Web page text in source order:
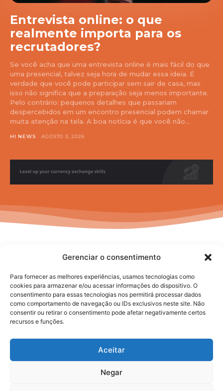
Gerenciar o consentimento
Para fornecer as melhores experiências, usamos tecnologias como
cookies para armazenar e/ou acessar informações do dispositivo. O
consentimento para essas tecnologias nos permitirá processar dados
como comportamento de navegação ou IDs exclusivos neste site. Não
consentir ou retirar o consentimento pode afetar negativamente certos
recursos e funções.
Aceitar
Negar
Entrevista online: o que
realmente importa para os
recrutadores?
Se você acha que uma entrevista online é mais fácil do que
uma presencial, talvez seja hora de mudar essa ideia. É
verdade que você pode participar sem sair de casa, mas
isso não significa que a preparação seja menos importante.
Pelo contrário: pequenos detalhes que passariam
despercebidos em um encontro presencial podem chamar
muita atenção na tela. A boa notícia é que você não...
HI NEWS AGOSTO 3, 2026
No posts to display